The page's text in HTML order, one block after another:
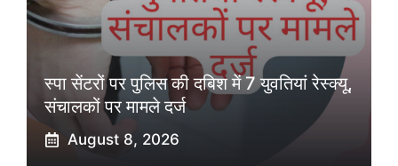
स्पा सेंटरों पर पुलिस की दबिश में 7 युवतियां रेस्क्यू,
संचालकों पर मामले दर्ज
August 8, 2026